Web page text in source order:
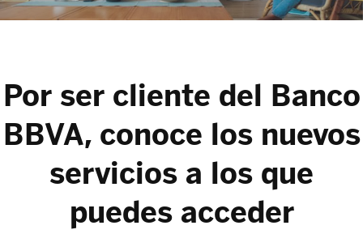
ES NUESTRO OBJETIVO
Por ser cliente del Banco
BBVA, conoce los nuevos
servicios a los que
puedes acceder